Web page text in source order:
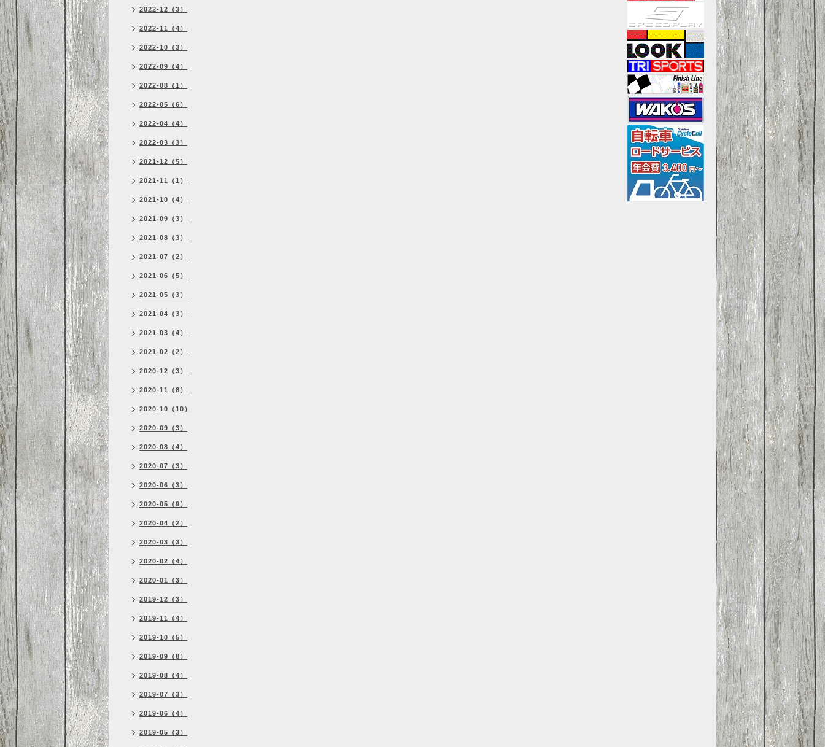
2022-12（3）
2022-11（4）
2022-10（3）
2022-09（4）
2022-08（1）
2022-05（6）
2022-04（4）
2022-03（3）
2021-12（5）
2021-11（1）
2021-10（4）
2021-09（3）
2021-08（3）
2021-07（2）
2021-06（5）
2021-05（3）
2021-04（3）
2021-03（4）
2021-02（2）
2020-12（3）
2020-11（8）
2020-10（10）
2020-09（3）
2020-08（4）
2020-07（3）
2020-06（3）
2020-05（9）
2020-04（2）
2020-03（3）
2020-02（4）
2020-01（3）
2019-12（3）
2019-11（4）
2019-10（5）
2019-09（8）
2019-08（4）
2019-07（3）
2019-06（4）
2019-05（3）